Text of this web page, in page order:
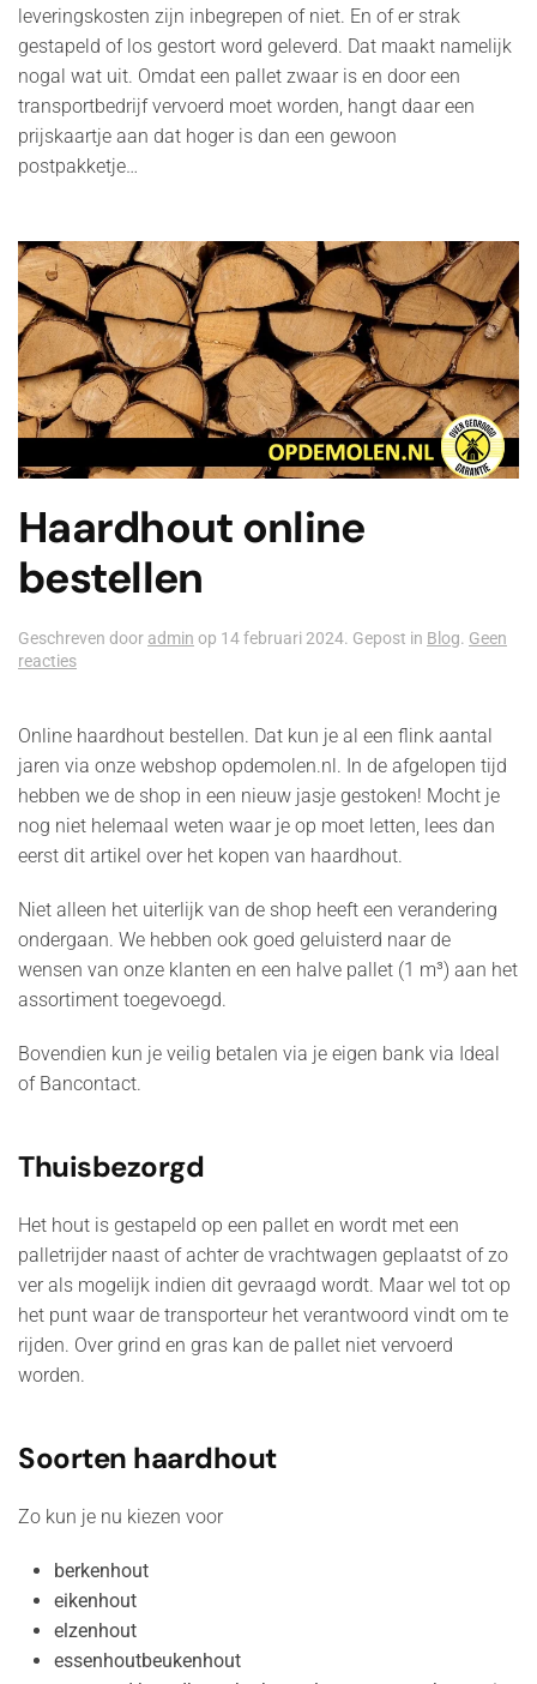
leveringskosten zijn inbegrepen of niet. En of er strak
gestapeld of los gestort word geleverd. Dat maakt namelijk
nogal wat uit. Omdat een pallet zwaar is en door een
transportbedrijf vervoerd moet worden, hangt daar een
prijskaartje aan dat hoger is dan een gewoon
postpakketje…
Haardhout online
bestellen
Geschreven door admin op 14 februari 2024. Gepost in Blog. Geen
reactiesop
bestellen
Online haardhout bestellen. Dat kun je al een flink aantal
jaren via onze webshop opdemolen.nl. In de afgelopen tijd
hebben we de shop in een nieuw jasje gestoken! Mocht je
nog niet helemaal weten waar je op moet letten, lees dan
eerst dit artikel over het kopen van haardhout.
Niet alleen het uiterlijk van de shop heeft een verandering
ondergaan. We hebben ook goed geluisterd naar de
wensen van onze klanten en een halve pallet (1 m³) aan het
assortiment toegevoegd.
Bovendien kun je veilig betalen via je eigen bank via Ideal
of Bancontact.
Thuisbezorgd
Het hout is gestapeld op een pallet en wordt met een
palletrijder naast of achter de vrachtwagen geplaatst of zo
ver als mogelijk indien dit gevraagd wordt. Maar wel tot op
het punt waar de transporteur het verantwoord vindt om te
rijden. Over grind en gras kan de pallet niet vervoerd
worden.
Soorten haardhout
Zo kun je nu kiezen voor
berkenhout
eikenhout
elzenhout
essenhoutbeukenhout